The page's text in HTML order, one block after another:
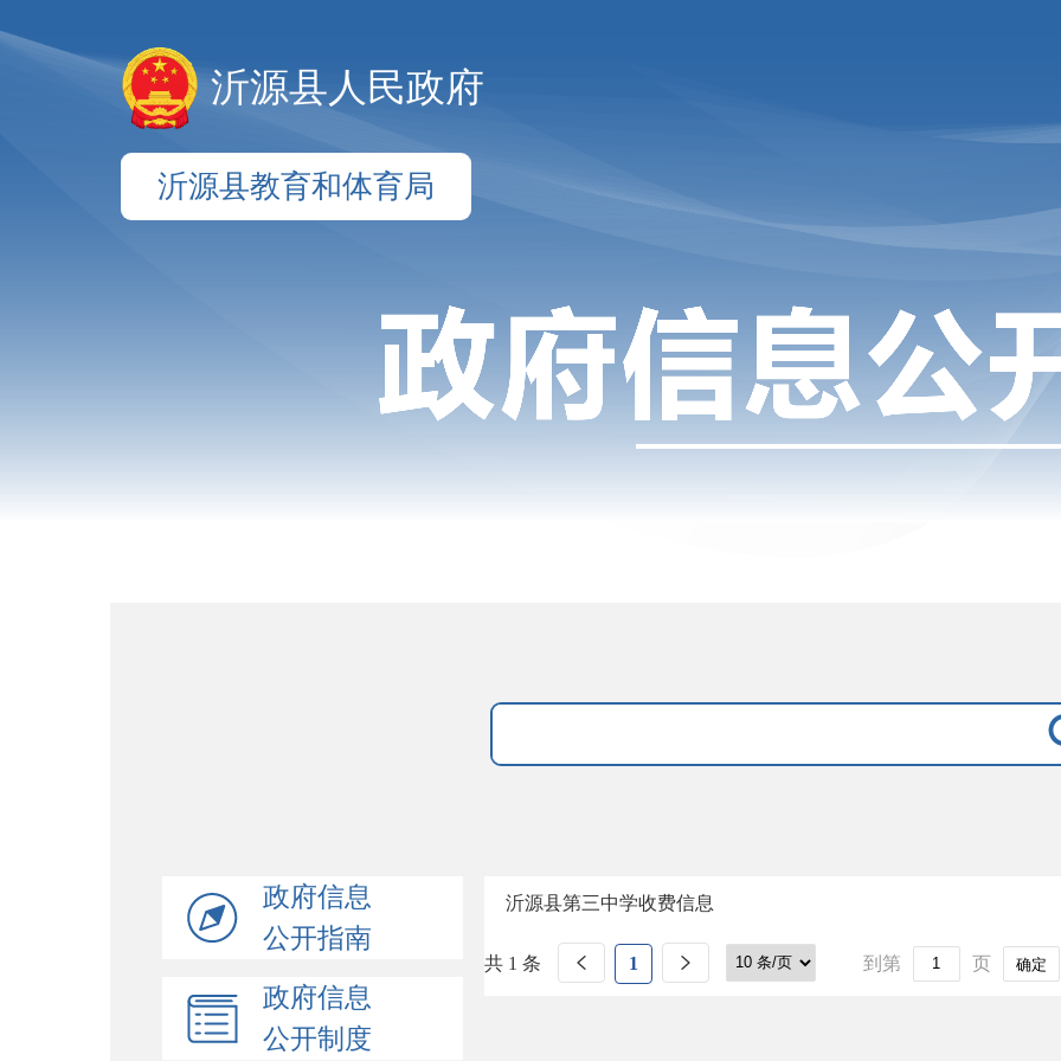
沂源县人民政府
沂源县教育和体育局
政府信息
公开指南
政府信息
公开制度
沂源县第三中学收费信息
共 1 条 1 到第 页 确定